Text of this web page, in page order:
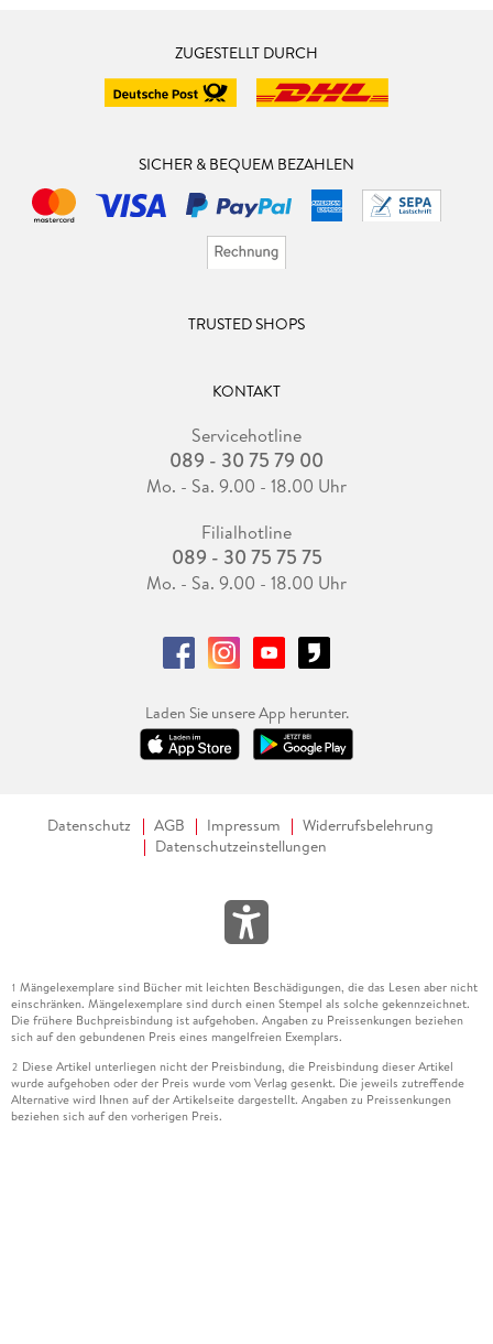
ZUGESTELLT DURCH
SICHER & BEQUEM BEZAHLEN
TRUSTED SHOPS
KONTAKT
Servicehotline
089 - 30 75 79 00
Mo. - Sa. 9.00 - 18.00 Uhr
Filialhotline
089 - 30 75 75 75
Mo. - Sa. 9.00 - 18.00 Uhr
Laden Sie unsere App herunter.
Datenschutz AGB Impressum
Widerrufsbelehrung
Datenschutzeinstellungen
1 Mängelexemplare sind Bücher mit leichten Beschädigungen, die das Lesen aber nicht
einschränken. Mängelexemplare sind durch einen Stempel als solche gekennzeichnet.
Die frühere Buchpreisbindung ist aufgehoben. Angaben zu Preissenkungen beziehen
sich auf den gebundenen Preis eines mangelfreien Exemplars.
2 Diese Artikel unterliegen nicht der Preisbindung, die Preisbindung dieser Artikel
wurde aufgehoben oder der Preis wurde vom Verlag gesenkt. Die jeweils zutreffende
Alternative wird Ihnen auf der Artikelseite dargestellt. Angaben zu Preissenkungen
beziehen sich auf den vorherigen Preis.